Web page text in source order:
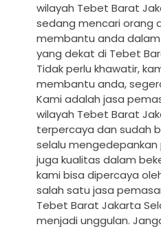
wilayah Tebet Barat
sedang mencari orang
membantu anda
yang dekat di Tebet
Tidak perlu khawatir,
membantu anda,
Kami adalah jasa
wilayah Tebet Barat
terpercaya dan sudah
selalu
juga kualitas dalam
kami bisa dipercaya
salah satu jasa
Tebet Barat Jakarta
menjadi unggulan.